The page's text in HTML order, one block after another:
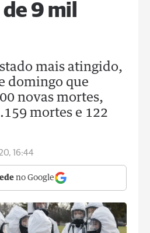
9 mil
mais atingido,
domingo que
novas mortes,
mortes e 122
16:44
no Google